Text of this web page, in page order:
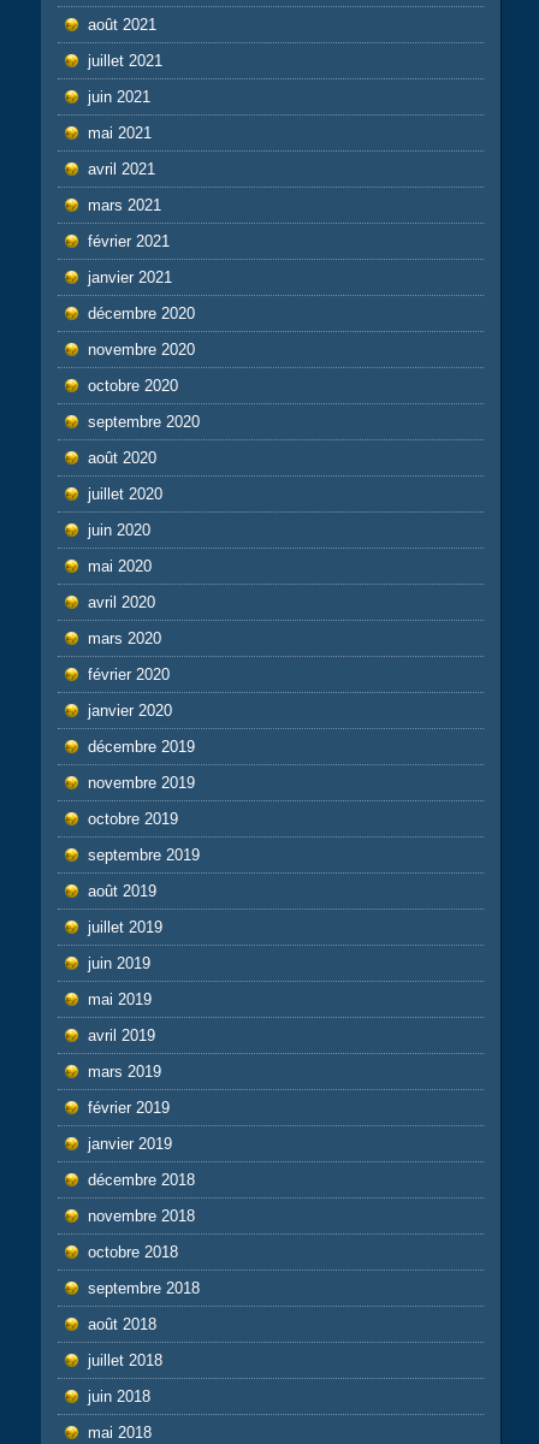
août 2021
juillet 2021
juin 2021
mai 2021
avril 2021
mars 2021
février 2021
janvier 2021
décembre 2020
novembre 2020
octobre 2020
septembre 2020
août 2020
juillet 2020
juin 2020
mai 2020
avril 2020
mars 2020
février 2020
janvier 2020
décembre 2019
novembre 2019
octobre 2019
septembre 2019
août 2019
juillet 2019
juin 2019
mai 2019
avril 2019
mars 2019
février 2019
janvier 2019
décembre 2018
novembre 2018
octobre 2018
septembre 2018
août 2018
juillet 2018
juin 2018
mai 2018